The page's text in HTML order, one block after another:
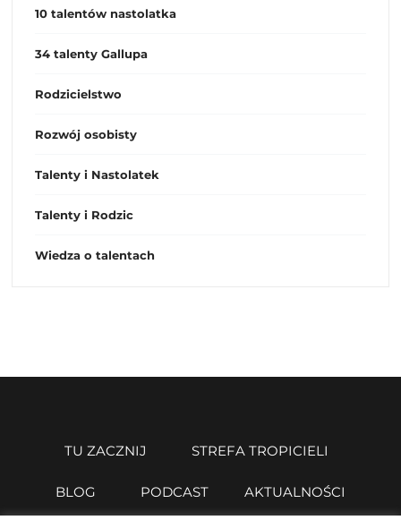
10 talentów nastolatka
34 talenty Gallupa
Rodzicielstwo
Rozwój osobisty
Talenty i Nastolatek
Talenty i Rodzic
Wiedza o talentach
TU ZACZNIJ STREFA TROPICIELI
BLOG PODCAST AKTUALNOŚCI